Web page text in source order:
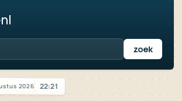
nl
6 augustus 2026
2026 22:21